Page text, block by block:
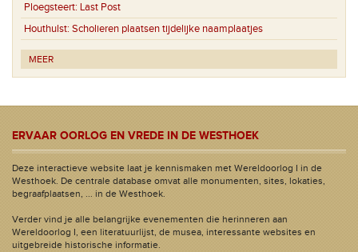
Ploegsteert: Last Post
Houthulst: Scholieren plaatsen tijdelijke naamplaatjes
MEER
ERVAAR OORLOG EN VREDE IN DE WESTHOEK
Deze interactieve website laat je kennismaken met Wereldoorlog I in de
Westhoek. De centrale database omvat alle monumenten, sites, lokaties,
begraafplaatsen, ... in de Westhoek.
Verder vind je alle belangrijke evenementen die herinneren aan
Wereldoorlog I, een literatuurlijst, de musea, interessante websites en
uitgebreide historische informatie.